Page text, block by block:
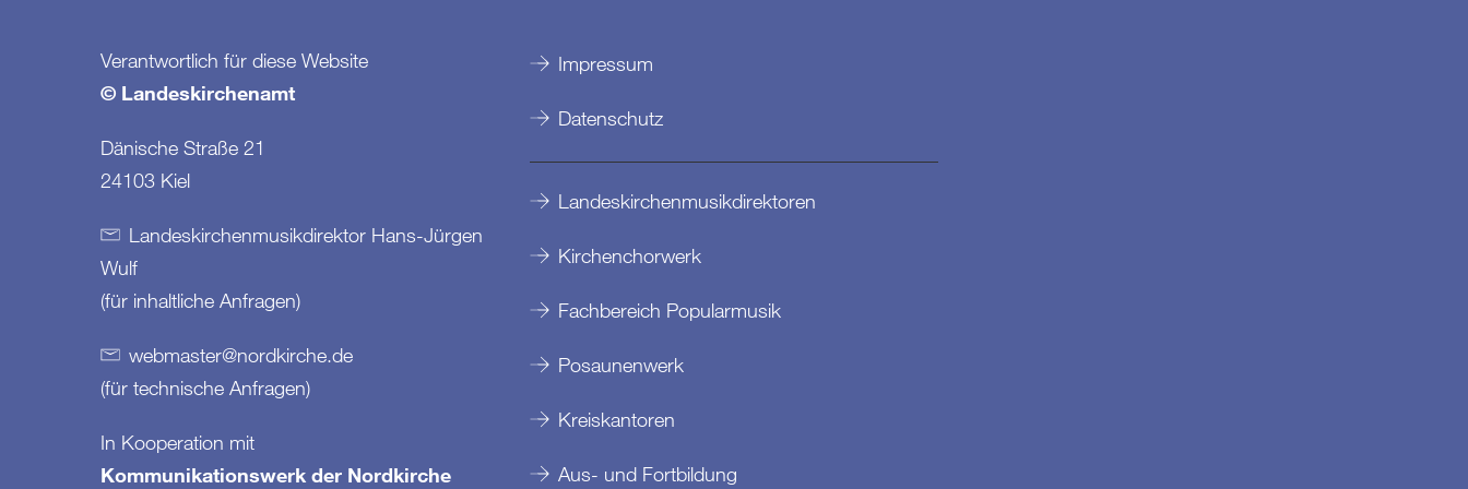
Verantwortlich für diese Website
© Landeskirchenamt
Dänische Straße 21
24103 Kiel
Landeskirchenmusikdirektor Hans-Jürgen
Wulf
(für inhaltliche Anfragen)
webmaster@nordkirche.de
(für technische Anfragen)
In Kooperation mit
Kommunikationswerk der Nordkirche
Impressum
Datenschutz
Landeskirchenmusikdirektoren
Kirchenchorwerk
Fachbereich Popularmusik
Posaunenwerk
Kreiskantoren
Aus- und Fortbildung